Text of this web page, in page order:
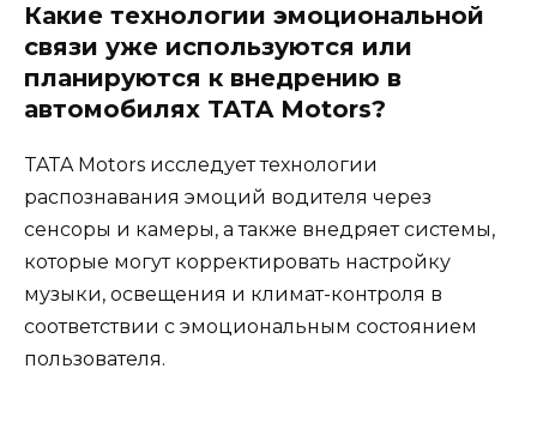
Какие технологии эмоциональной
связи уже используются или
планируются к внедрению в
автомобилях TATA Motors?
TATA Motors исследует технологии
распознавания эмоций водителя через
сенсоры и камеры, а также внедряет системы,
которые могут корректировать настройку
музыки, освещения и климат-контроля в
соответствии с эмоциональным состоянием
пользователя.